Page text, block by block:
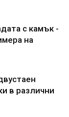
с камък -
на
в различни